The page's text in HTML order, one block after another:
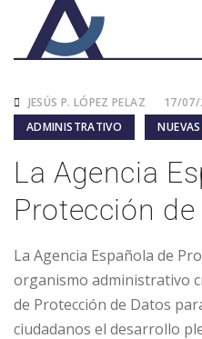
JESÚS P. LÓPEZ PELAZ
17/07/
ADMINISTRATIVO
La Agencia
Protección
La Agencia Española de
organismo administrativo
de Protección de Datos
ciudadanos el desarrollo